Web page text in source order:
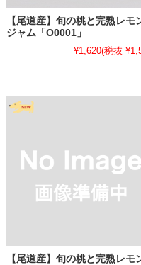
きました
尾道でとれたびわをひとつず
瓶にそのまま閉じこめてロ
詳しくはこちら▶▶▶ジャム
【大変お待たせいたしまし
ろごろと贅沢に使用したいち
果実がごろごろと詰まった華
【尾道産】旬の桃と完熟レモ
ジャム「O0001」
¥1,620(税抜
【尾道産】旬の桃と完熟レモ